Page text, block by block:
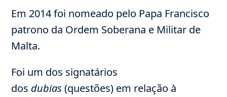
Em 2014 foi nomeado pelo Papa Francisco
patrono da Ordem Soberana e Militar de
Malta.
Foi um dos signatários
dos dubias (questões) em relação à